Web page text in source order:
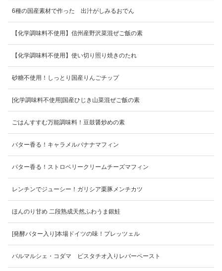
6種の国産素材で作った 出汁がしみるおでん
【化学調味料不使用】信州産野沢菜混ぜご飯の素
【化学調味料不使用】使い切り照り焼きのたれ
砂糖不使用！しっとり国産りんごチップ
[化学調味料不使用]国産ひじき山菜混ぜご飯の素
ごはんすすむ万能調味料！豆鼓醤炒めの素
バター香る！キャラメルバナナマフィン
バター香る！ストロベリークリームチーズマフィン
レンチンでジューシー！ガリシア栗豚メンチカツ
ほんのり甘め 二段熟成天然ふわうま銀鮭
[発酵バター入り]本場ドイツの味！プレッツェル
バルマルシェ・コダマ ピスタチオ入りレバーペースト